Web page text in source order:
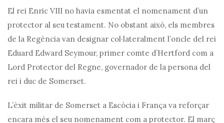
El rei Enric VIII no havia esmentat el nomenament d’un
protector al seu testament. No obstant això, els membres
de la Regència van designar col·lateralment l’oncle del rei
Eduard Edward Seymour, primer comte d’Hertford com a
Lord Protector del Regne, governador de la persona del
rei i duc de Somerset.
L’èxit militar de Somerset a Escòcia i França va reforçar
encara més el seu nomenament com a protector. El març